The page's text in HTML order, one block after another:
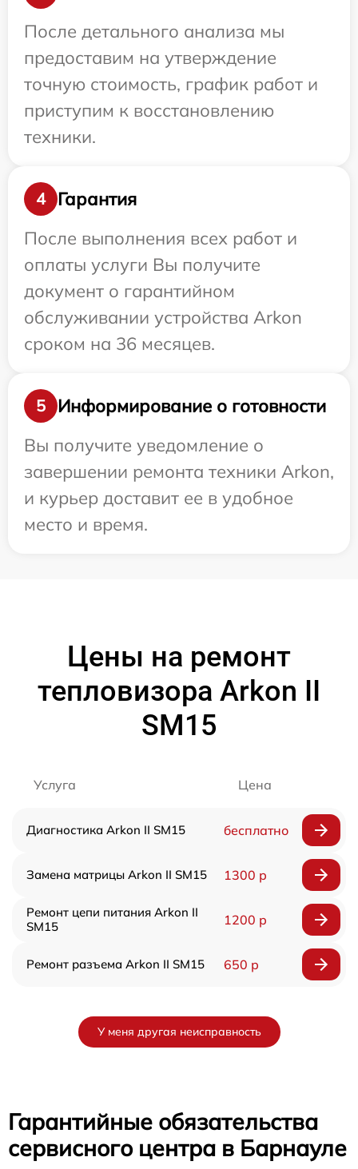
После детального анализа мы
предоставим на утверждение
точную стоимость, график работ и
приступим к восстановлению
техники.
4
Гарантия
После выполнения всех работ и
оплаты услуги Вы получите
документ о гарантийном
обслуживании устройства Arkon
сроком на 36 месяцев.
5
Информирование о готовности
Вы получите уведомление о
завершении ремонта техники Arkon,
и курьер доставит ее в удобное
место и время.
Цены на ремонт
тепловизора Arkon II
SM15
Услуга Цена
Диагностика Arkon II SM15 бесплатно
Замена матрицы Arkon II SM15 1300 р
Ремонт цепи питания Arkon II
SM15
1200 р
Ремонт разъема Arkon II SM15 650 р
У меня другая неисправность
Гарантийные обязательства
сервисного центра в Барнауле